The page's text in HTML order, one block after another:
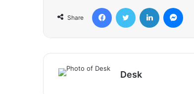
Share
Desk